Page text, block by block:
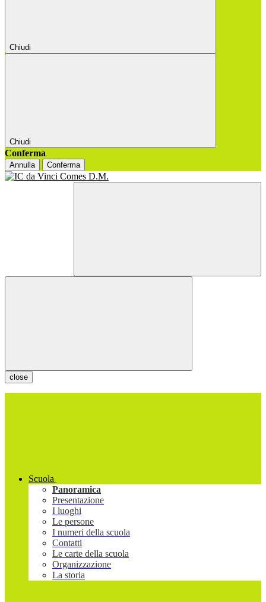
Chiudi
Chiudi
Conferma
Annulla Conferma
close
Scuola
Panoramica
Presentazione
I luoghi
Le persone
I numeri della scuola
Contatti
Le carte della scuola
Organizzazione
La storia